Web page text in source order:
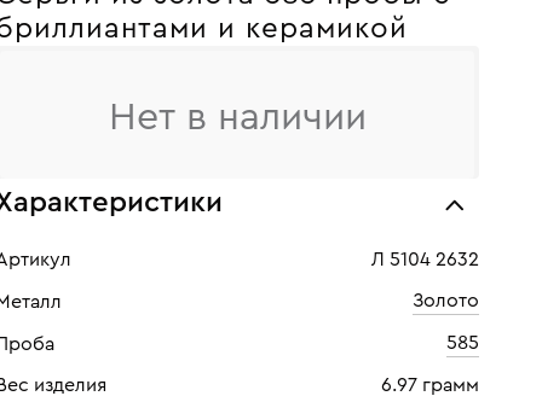
и керамикой
Нет в наличии
Л 5104 2632
Золото
585
изделия 6.97 грамм